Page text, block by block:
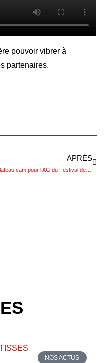
pouvoir vibrer à
partenaires.
APRÈS
Plateau cam pour l’AG du Festival de Confolens
NOS ACTUS